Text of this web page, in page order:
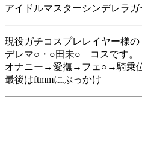
アイドルマスターシンデレラ
現役ガチコスプレレイヤー様の
デレマ○・○田未○ コスです。
オナニー→愛撫→フェ○→騎乗
最後はftmmにぶっかけ